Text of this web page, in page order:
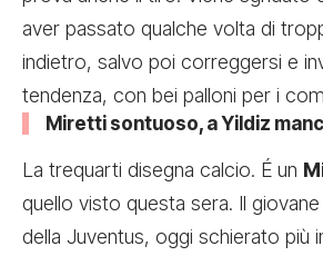
aver passato qualche volta di
indietro, salvo poi correggersi e
tendenza, con bei palloni per i
Miretti sontuoso, a Yildiz
La trequarti disegna calcio. É un
quello visto questa sera. Il
della Juventus, oggi schierato più